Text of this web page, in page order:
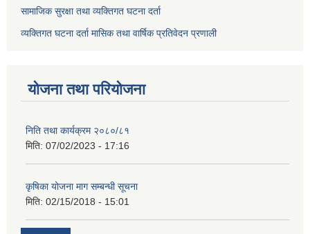
सामाजिक सुरक्षा तथा व्यक्तिगत घटना दर्ता
व्यक्तिगत घटना दर्ता मासिक तथा वार्षिक प्रतिवेदन प्रणाली
योजना तथा परियोजना
निति तथा कार्यक्रम २०८०/८१
मिति: 07/02/2023 - 17:16
कृषिका योजना माग सम्बन्धी सूचना
मिति: 02/15/2018 - 15:01